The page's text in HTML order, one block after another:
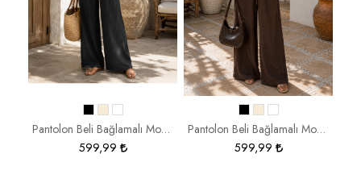
Pantolon Beli Bağlamalı Modal Kumaş 5559
599,99
Pantolon Beli Bağlamalı Modal Kumaş 5559
599,99